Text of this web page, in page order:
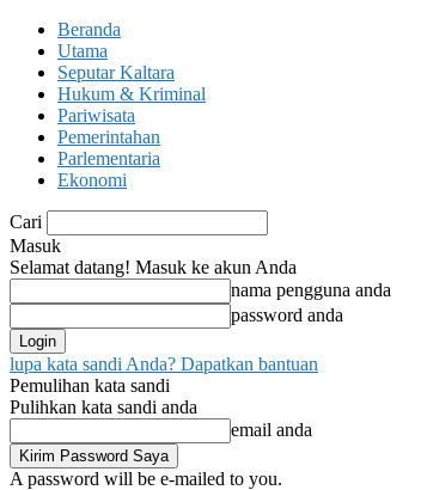
Beranda
Utama
Seputar Kaltara
Hukum & Kriminal
Pariwisata
Pemerintahan
Parlementaria
Ekonomi
Cari
Masuk
Selamat datang! Masuk ke akun Anda
nama pengguna anda
password anda
lupa kata sandi Anda? Dapatkan bantuan
Pemulihan kata sandi
Pulihkan kata sandi anda
email anda
A password will be e-mailed to you.